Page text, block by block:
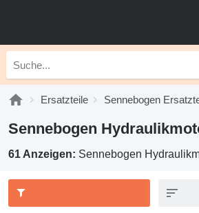
Ersatzteile Sennebogen
Sennebogen
61 Anzeigen: Sennebogen